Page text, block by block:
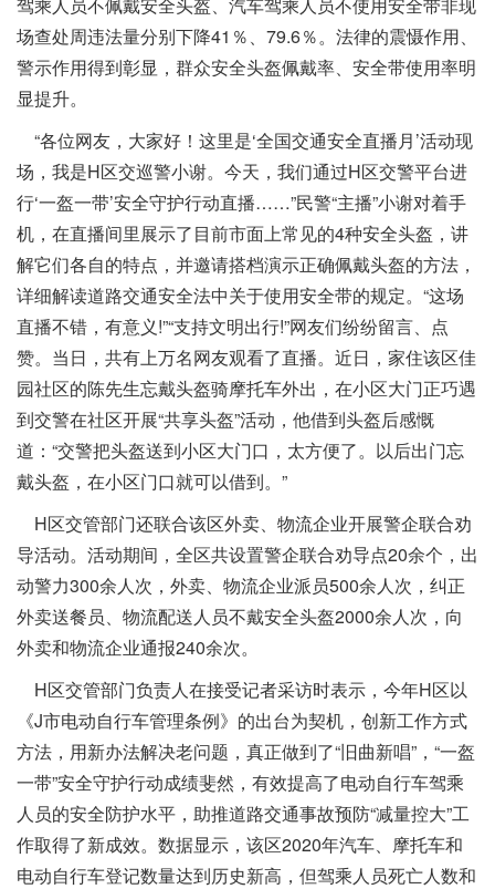
场查处周违法量分别下降41％、79.6％。法律的震慑作用、
警示作用得到彰显，群众安全头盔佩戴率、安全带使用率明
显提升。
“各位网友，大家好！这里是‘全国交通安全直播月’活动现
场，我是H区交巡警小谢。今天，我们通过H区交警平台进
行‘一盔一带’安全守护行动直播……”民警“主播”小谢对着手
机，在直播间里展示了目前市面上常见的4种安全头盔，讲
解它们各自的特点，并邀请搭档演示正确佩戴头盔的方法，
详细解读道路交通安全法中关于使用安全带的规定。“这场
直播不错，有意义!”“支持文明出行!”网友们纷纷留言、点
赞。当日，共有上万名网友观看了直播。近日，家住该区佳
园社区的陈先生忘戴头盔骑摩托车外出，在小区大门正巧遇
到交警在社区开展“共享头盔”活动，他借到头盔后感慨
道：“交警把头盔送到小区大门口，太方便了。以后出门忘
戴头盔，在小区门口就可以借到。”
H区交管部门还联合该区外卖、物流企业开展警企联合劝
导活动。活动期间，全区共设置警企联合劝导点20余个，出
动警力300余人次，外卖、物流企业派员500余人次，纠正
外卖送餐员、物流配送人员不戴安全头盔2000余人次，向
外卖和物流企业通报240余次。
H区交管部门负责人在接受记者采访时表示，今年H区以
《J市电动自行车管理条例》的出台为契机，创新工作方式
方法，用新办法解决老问题，真正做到了“旧曲新唱”，“一盔
一带”安全守护行动成绩斐然，有效提高了电动自行车驾乘
人员的安全防护水平，助推道路交通事故预防“减量控大”工
作取得了新成效。数据显示，该区2020年汽车、摩托车和
电动自行车登记数量达到历史新高，但驾乘人员死亡人数和